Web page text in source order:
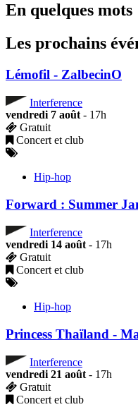
En quelques mots
Les prochains
Lémofil - ZalbecinO
Interference
vendredi 7 août- 17h
Gratuit
Concert et club
Hip-hop
Forward : Summer
Interference
vendredi 14 août- 17h
Gratuit
Concert et club
Hip-hop
Princess Thaïland -
Interference
vendredi 21 août- 17h
Gratuit
Concert et club